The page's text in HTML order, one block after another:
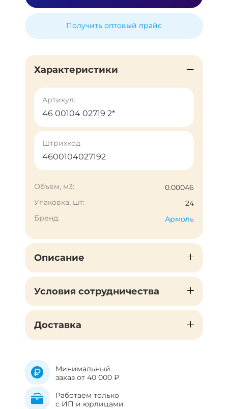
Получить оптовый прайс
Характеристики
Артикул:
46 00104 02719 2*
Штрихкод
4600104027192
Объем, м3:
0.00046
Упаковка, шт:
24
Бренд:
Армоль
Описание
Условия сотрудничества
Доставка
Минимальный
заказ от 40 000 ₽
Работаем только
с ИП и юрлицами